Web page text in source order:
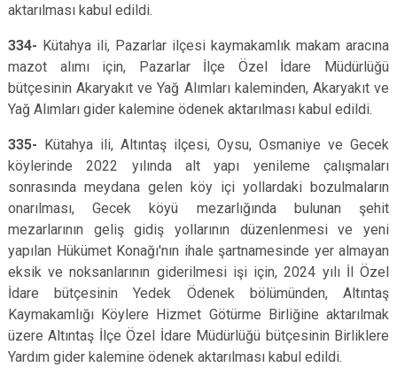
aktarılması kabul edildi.
334- Kütahya ili, Pazarlar ilçesi kaymakamlık makam aracına
mazot alımı için, Pazarlar İlçe Özel İdare Müdürlüğü
bütçesinin Akaryakıt ve Yağ Alımları kaleminden, Akaryakıt ve
Yağ Alımları gider kalemine ödenek aktarılması kabul edildi.
335- Kütahya ili, Altıntaş ilçesi, Oysu, Osmaniye ve Gecek
köylerinde 2022 yılında alt yapı yenileme çalışmaları
sonrasında meydana gelen köy içi yollardaki bozulmaların
onarılması, Gecek köyü mezarlığında bulunan şehit
mezarlarının geliş gidiş yollarının düzenlenmesi ve yeni
yapılan Hükümet Konağı'nın ihale şartnamesinde yer almayan
eksik ve noksanlarının giderilmesi işi için, 2024 yılı İl Özel
İdare bütçesinin Yedek Ödenek bölümünden, Altıntaş
Kaymakamlığı Köylere Hizmet Götürme Birliğine aktarılmak
üzere Altıntaş İlçe Özel İdare Müdürlüğü bütçesinin Birliklere
Yardım gider kalemine ödenek aktarılması kabul edildi.